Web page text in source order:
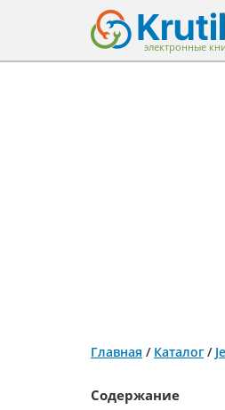
электронные
Главная / Каталог /
Содержание